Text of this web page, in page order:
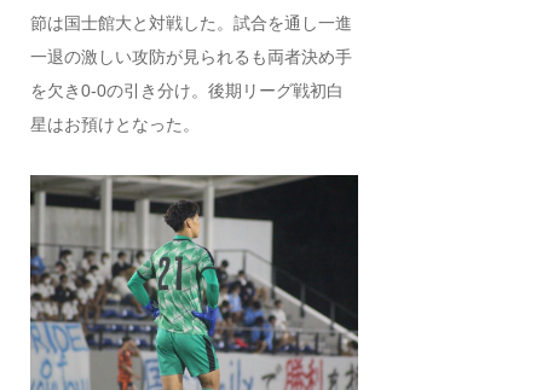
節は国士館大と対戦した。試合を通し一進
一退の激しい攻防が見られるも両者決め手
を欠き0-0の引き分け。後期リーグ戦初白
星はお預けとなった。